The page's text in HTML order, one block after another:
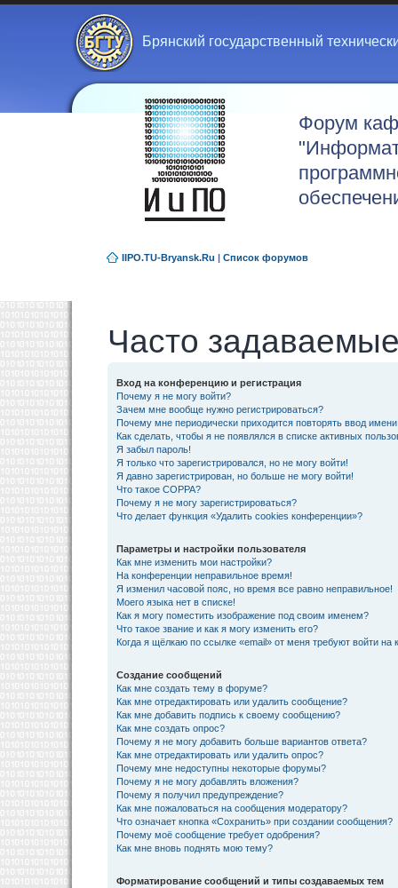
Брянский государственный
Форум
IIPO.TU-Bryansk.Ru | Список форумов
Часто
Вход на конференцию и регистрация
Почему я не могу войти?
Зачем мне вообще нужно регистрироваться?
Почему мне периодически приходится повторять ввод
Как сделать, чтобы я не появлялся в списке активных
Я забыл пароль!
Я только что зарегистрировался, но не могу войти!
Я давно зарегистрирован, но больше не могу войти!
Что такое COPPA?
Почему я не могу зарегистрироваться?
Что делает функция «Удалить cookies конференции»?
Параметры и настройки пользователя
Как мне изменить мои настройки?
На конференции неправильное время!
Я изменил часовой пояс, но время все равно неправильное!
Моего языка нет в списке!
Как я могу поместить изображение под своим именем?
Что такое звание и как я могу изменить его?
Когда я щёлкаю по ссылке «email» от меня требуют войти на
Создание сообщений
Как мне создать тему в форуме?
Как мне отредактировать или удалить сообщение?
Как мне добавить подпись к своему сообщению?
Как мне создать опрос?
Почему я не могу добавить больше вариантов ответа?
Как мне отредактировать или удалить опрос?
Почему мне недоступны некоторые форумы?
Почему я не могу добавлять вложения?
Почему я получил предупреждение?
Как мне пожаловаться на сообщения модератору?
Что означает кнопка «Сохранить» при создании сообщения?
Почему моё сообщение требует одобрения?
Как мне вновь поднять мою тему?
Форматирование сообщений и типы создаваемых тем